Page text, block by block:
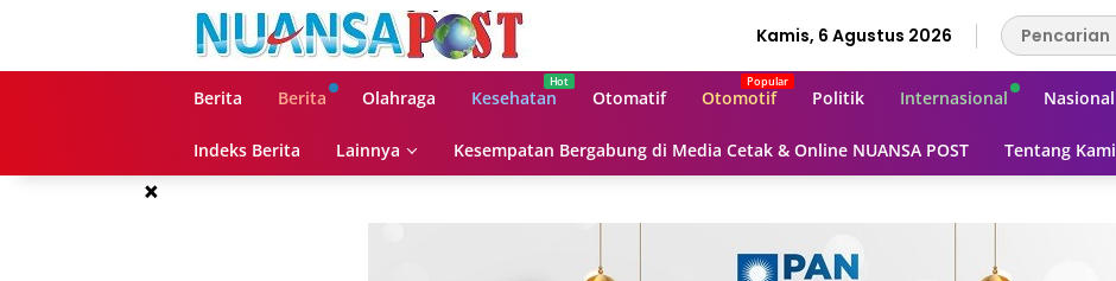
Kamis, 6 Agustus 2026
Berita Berita Olahraga Kesehatan Otomatif Otomotif Politik Internasional Nasional
Indeks Berita Lainnya Kesempatan Bergabung di Media Cetak & Online NUANSA POST Tentang Kami
×